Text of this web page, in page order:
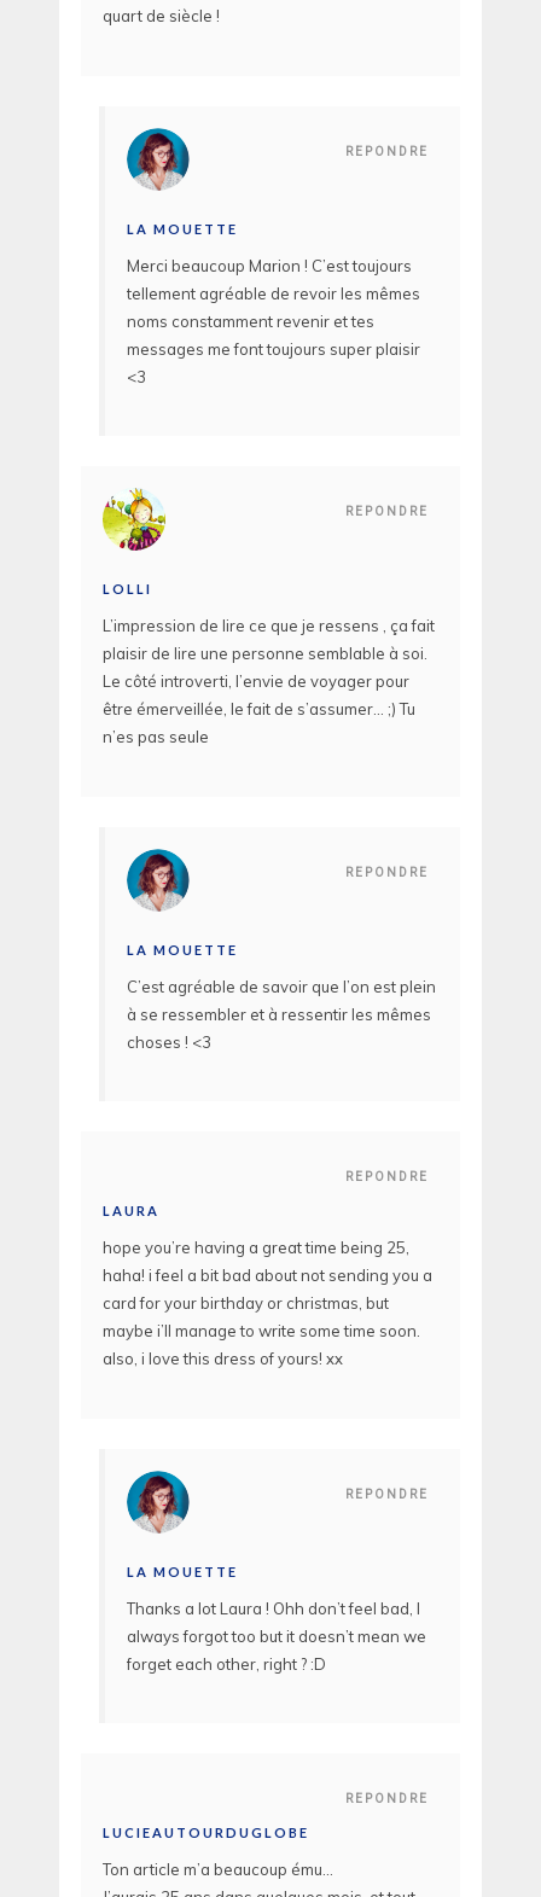
quart de siècle !
REPONDRE
LA MOUETTE
Merci beaucoup Marion ! C’est toujours
tellement agréable de revoir les mêmes
noms constamment revenir et tes
messages me font toujours super plaisir
<3
REPONDRE
LOLLI
L’impression de lire ce que je ressens , ça fait
plaisir de lire une personne semblable à soi.
Le côté introverti, l’envie de voyager pour
être émerveillée, le fait de s’assumer… ;) Tu
n’es pas seule
REPONDRE
LA MOUETTE
C’est agréable de savoir que l’on est plein
à se ressembler et à ressentir les mêmes
choses ! <3
REPONDRE
LAURA
hope you’re having a great time being 25,
haha! i feel a bit bad about not sending you a
card for your birthday or christmas, but
maybe i’ll manage to write some time soon.
also, i love this dress of yours! xx
REPONDRE
LA MOUETTE
Thanks a lot Laura ! Ohh don’t feel bad, I
always forgot too but it doesn’t mean we
forget each other, right ? :D
REPONDRE
LUCIEAUTOURDUGLOBE
Ton article m’a beaucoup ému…